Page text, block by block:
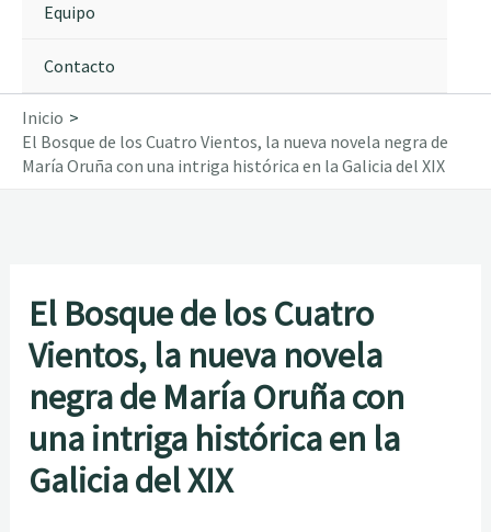
Equipo
Contacto
Inicio
El Bosque de los Cuatro Vientos, la nueva novela negra de
María Oruña con una intriga histórica en la Galicia del XIX
El Bosque de los Cuatro
Vientos, la nueva novela
negra de María Oruña con
una intriga histórica en la
Galicia del XIX